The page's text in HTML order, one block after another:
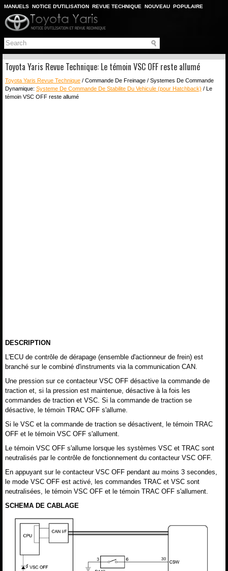
MANUELS NOTICE D'UTILISATION REVUE TECHNIQUE NOUVEAU POPULAIRE
PLAN DU SITE
CHERCHER
Toyota Yaris Revue Technique: Le témoin VSC OFF reste allumé
Toyota Yaris Revue Technique / Commande De Freinage / Systemes De Commande
Dynamique: Systeme De Commande De Stabilite Du Vehicule (pour Hatchback) / Le
témoin VSC OFF reste allumé
DESCRIPTION
L'ECU de contrôle de dérapage (ensemble d'actionneur de frein) est
branché sur le combiné d'instruments via la communication CAN.
Une pression sur ce contacteur VSC OFF désactive la commande de
traction et, si la pression est maintenue, désactive à la fois les
commandes de traction et VSC. Si la commande de traction se
désactive, le témoin TRAC OFF s'allume.
Si le VSC et la commande de traction se désactivent, le témoin TRAC
OFF et le témoin VSC OFF s'allument.
Le témoin VSC OFF s'allume lorsque les systèmes VSC et TRAC sont
neutralisés par le contrôle de fonctionnement du contacteur VSC OFF.
En appuyant sur le contacteur VSC OFF pendant au moins 3 secondes,
le mode VSC OFF est activé, les commandes TRAC et VSC sont
neutralisées, le témoin VSC OFF et le témoin TRAC OFF s'allument.
SCHEMA DE CABLAGE